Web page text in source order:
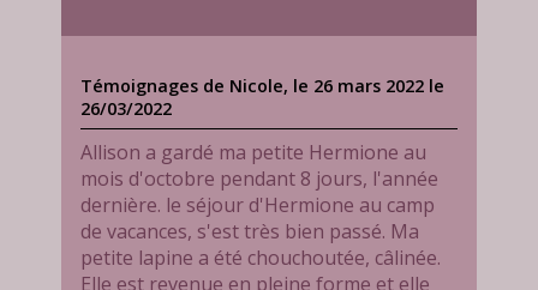
Témoignages de Nicole, le 26 mars 2022 le
26/03/2022
Allison a gardé ma petite Hermione au
mois d'octobre pendant 8 jours, l'année
dernière. le séjour d'Hermione au camp
de vacances, s'est très bien passé. Ma
petite lapine a été chouchoutée, câlinée.
Elle est revenue en pleine forme et elle